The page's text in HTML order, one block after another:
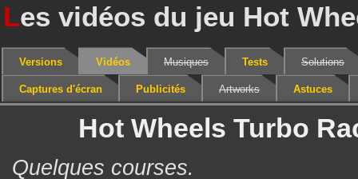
Les vidéos du jeu Hot
Versions Vidéos Musiques Tests Solutions
Captures d'écran Publicités Artworks Astuces
Hot Wheels Turbo
Quelques courses.